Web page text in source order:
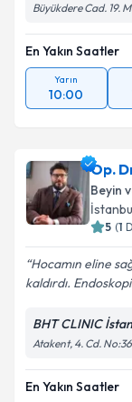
Büyükdere Cad. 19.
En Yakın Saatler
Yarın
10:00
Op.
Beyin
5 (1
Hocamın eline
kaldırdı.
BHT CLINIC
Atakent, 4. Cd.
En Yakın Saatler